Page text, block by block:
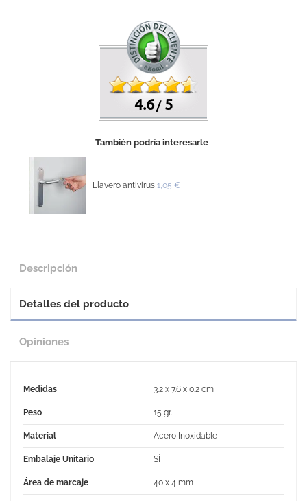
4.6 /5
También podría interesarle
Llavero antivirus 1,05 €
Descripción
Detalles del producto
Opiniones
Medidas 3.2 x 7.6 x 0.2 cm
Peso 15 gr.
Material Acero Inoxidable
Embalaje Unitario SÍ
Área de marcaje 40 x 4 mm